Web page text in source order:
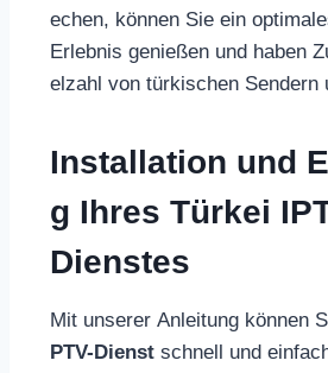
echen, können Sie ein
Erlebnis genießen und haben
elzahl von türkischen Sendern
Installation und
g Ihres Türkei
Dienstes
Mit unserer Anleitung können
PTV-Dienst schnell und